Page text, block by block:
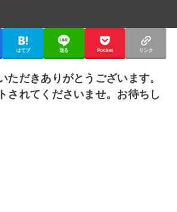
はてブ 送る Pocket リンク
ただきありがとうございます。
されてくださいませ。お待ちし